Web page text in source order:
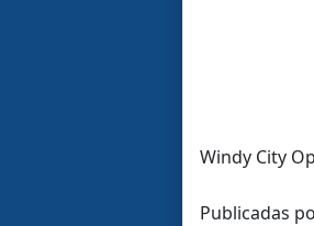
Windy City
Publicadas